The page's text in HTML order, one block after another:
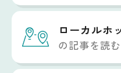
ローカルホ
の記事を読む